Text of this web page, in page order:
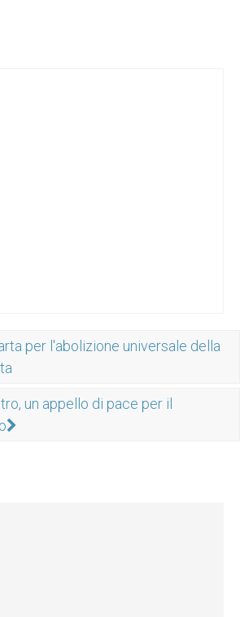
per l'abolizione universale della
un appello di pace per il